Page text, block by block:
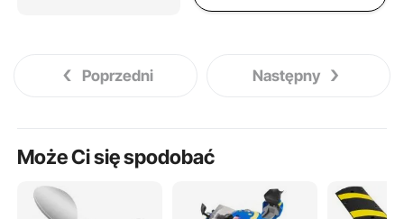
Poprzedni Następny
Może Ci się spodobać